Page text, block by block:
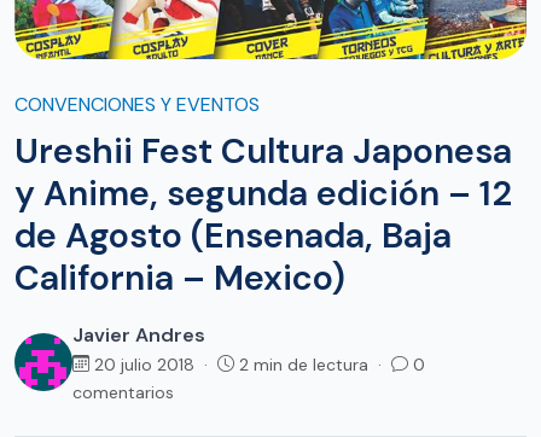
CONVENCIONES Y EVENTOS
Ureshii Fest Cultura Japonesa
y Anime, segunda edición – 12
de Agosto (Ensenada, Baja
California – Mexico)
Javier Andres
20 julio 2018 · 2 min de lectura ·
0
comentarios